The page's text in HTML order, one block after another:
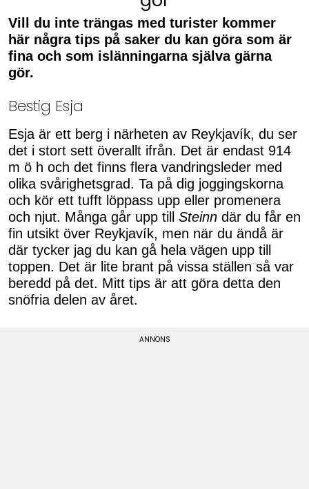
Vill du inte trängas med turister kommer
här några tips på saker du kan göra som är
fina och som islänningarna själva gärna
gör.
Bestig Esja
Esja är ett berg i närheten av Reykjavík, du ser
det i stort sett överallt ifrån. Det är endast 914
m ö h och det finns flera vandringsleder med
olika svårighetsgrad. Ta på dig joggingskorna
och kör ett tufft löppass upp eller promenera
och njut. Många går upp till Steinn där du får en
fin utsikt över Reykjavík, men när du ändå är
där tycker jag du kan gå hela vägen upp till
toppen. Det är lite brant på vissa ställen så var
beredd på det. Mitt tips är att göra detta den
snöfria delen av året.